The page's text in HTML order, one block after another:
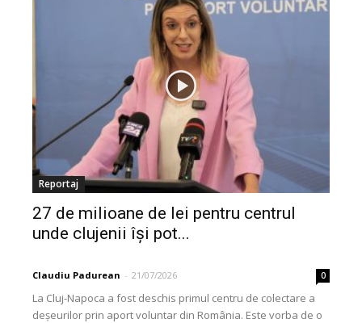
Reportaj
27 de milioane de lei pentru centrul
unde clujenii își pot...
Claudiu Padurean - 21/07/2026 0
La Cluj-Napoca a fost deschis primul centru de colectare a
deșeurilor prin aport voluntar din România. Este vorba de o